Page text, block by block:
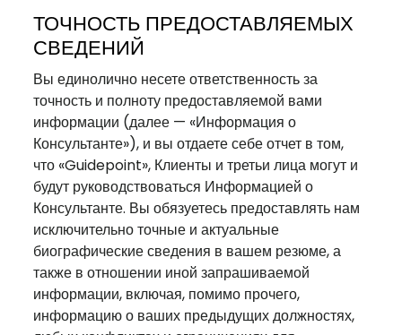
ТОЧНОСТЬ ПРЕДОСТАВЛЯЕМЫХ
СВЕДЕНИЙ
Вы единолично несете ответственность за
точность и полноту предоставляемой вами
информации (далее — «Информация о
Консультанте»), и вы отдаете себе отчет в том,
что «Guidepoint», Клиенты и третьи лица могут и
будут руководствоваться Информацией о
Консультанте. Вы обязуетесь предоставлять нам
исключительно точные и актуальные
биографические сведения в вашем резюме, а
также в отношении иной запрашиваемой
информации, включая, помимо прочего,
информацию о ваших предыдущих должностях,